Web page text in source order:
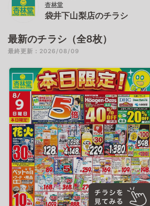
杏林堂
袋井下山梨店のチラシ
最新のチラシ（全8枚）
最終更新：2026/08/09